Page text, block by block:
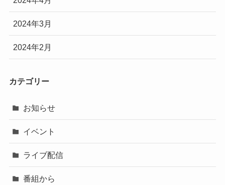
2024年3月
2024年2月
カテゴリー
お知らせ
イベント
ライブ配信
番組から